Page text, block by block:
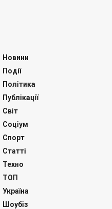
Новини
Події
Політика
Публікації
Світ
Соціум
Спорт
Статті
Техно
ТОП
Україна
Шоубіз